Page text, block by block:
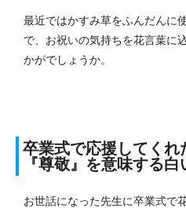
最近ではかすみ草をふんだんに
で、お祝いの気持ちを花言葉に
かがでしょうか。
卒業式で応援してくれ
『尊敬』を意味する白
お世話になった先生に卒業式で